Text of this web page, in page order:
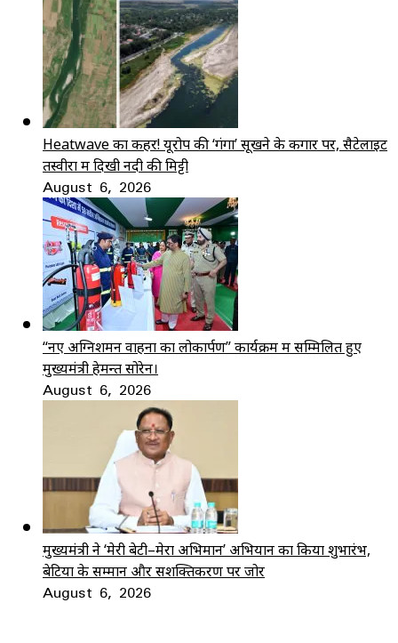
Heatwave का कहर! यूरोप की ‘गंगा’ सूखने के कगार पर, सैटेलाइट
तस्वीरों में दिखी नदी की मिट्टी
August 6, 2026
“नए अग्निशमन वाहनों का लोकार्पण” कार्यक्रम में सम्मिलित हुए
मुख्यमंत्री हेमन्त सोरेन।
August 6, 2026
मुख्यमंत्री ने ‘मेरी बेटी–मेरा अभिमान’ अभियान का किया शुभारंभ,
बेटियों के सम्मान और सशक्तिकरण पर जोर
August 6, 2026